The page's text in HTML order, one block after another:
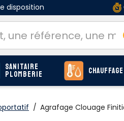
disposition
Sanitaire
Plomberie Chauffage
/ Agrafage Clouage